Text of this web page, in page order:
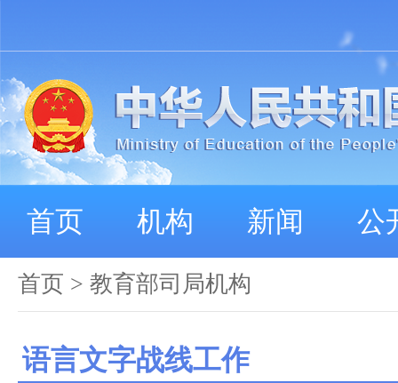
首页 机构 新闻 公
首页 > 教育部司局机构
语言文字战线工作